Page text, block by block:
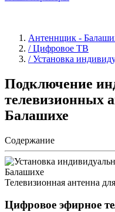
Антеннщик -
/ Цифровое ТВ
/ Установка
Подключение
телевизионных
Балашихе
Содержание
Телевизионная антенна
Цифровое эфирное